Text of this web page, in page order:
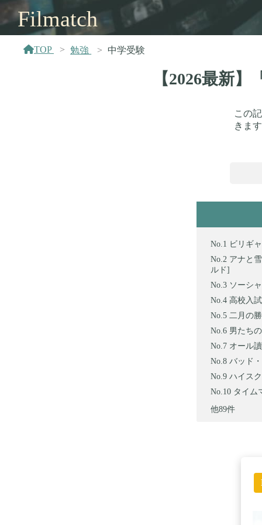
Filmatch
TOP 勉強 中学受験
【2026最新
この
きま
ビリギ
アナと
ルド]
ソーシ
高校入
二月の
男たち
オール
バッド
ハイス
タイム
他89件